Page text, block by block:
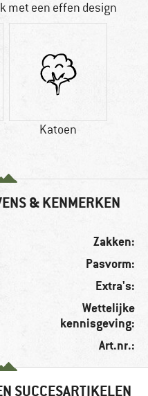
met een effen design
Katoen
& KENMERKEN
Zakken:
Pasvorm:
Extra's:
Wettelijke
kennisgeving:
Art.nr.:
SUCCESARTIKELEN